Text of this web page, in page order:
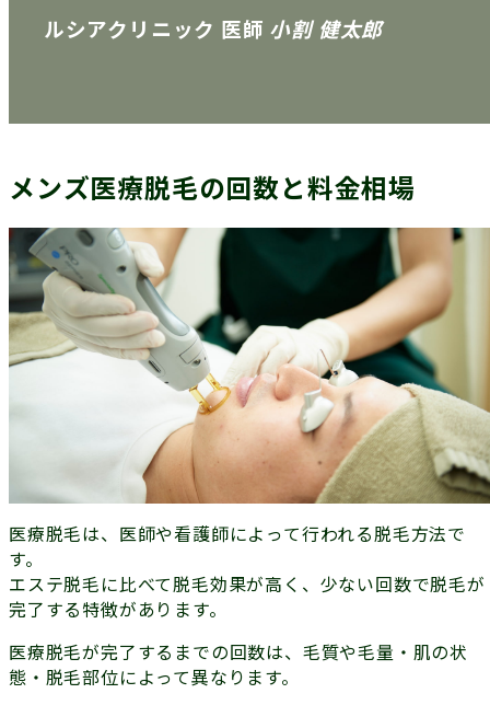
ルシアクリニック 医師 小割 健太郎
メンズ医療脱毛の回数と料金相場
医療脱毛は、医師や看護師によって行われる脱毛方法で
す。
エステ脱毛に比べて脱毛効果が高く、 少ない回数で脱毛が
完了する特徴があります。
医療脱毛が完了するまでの回数は、毛質や毛量・肌の状
態・脱毛部位によって異なります。